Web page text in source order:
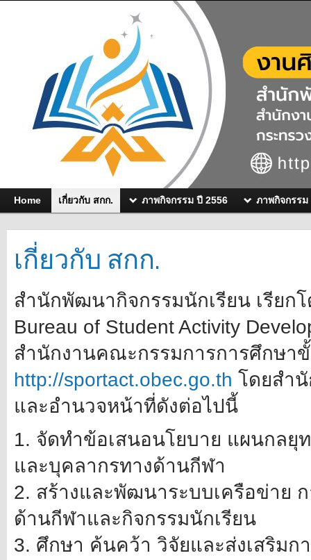
Home เกี่ยวกับ สกก. ภาพกิจกรรม ปี 2556 ภาพกิจกรรม
เกี่ยวกับ สกก.
สำนักพัฒนากิจกรรมนักเรียน เรียก
Bureau of Student Activity
สำนักงานคณะกรรมการการศึกษา
http://sportact.obec.go.th โดยสำ
และอำนวจหน้าที่ดังต่อไปนี้
1. จัดทำข้อเสนอนโยบาย แผนกล
และบุคลากรทางด้านกีฬา
2. สร้างและพัฒนาระบบเครือข่าย
ด้านกีฬาและกิจกรรมนักเรียน
3. ศึกษา ค้นคว้า วิจัยและส่งเสริมก